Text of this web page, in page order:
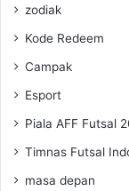
zodiak
Kode Redeem
Campak
Esport
Piala AFF Futsal
Timnas Futsal
masa depan